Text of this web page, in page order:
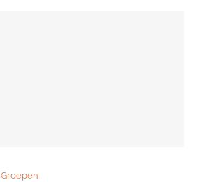
Groepen